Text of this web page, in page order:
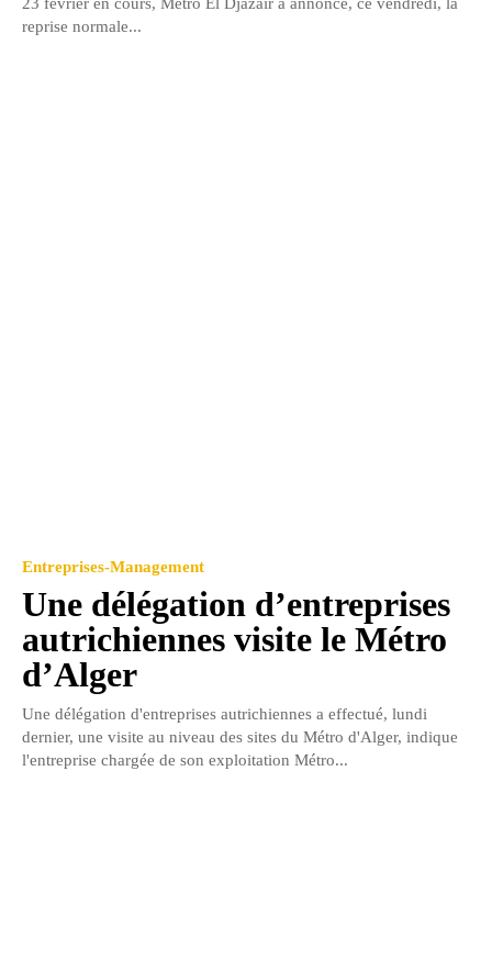
reprise normale...
Entreprises-Management
Une délégation d’entreprises
autrichiennes visite le Métro
d’Alger
Une délégation d'entreprises autrichiennes a effectué, lundi
dernier, une visite au niveau des sites du Métro d'Alger, indique
l'entreprise chargée de son exploitation Métro...